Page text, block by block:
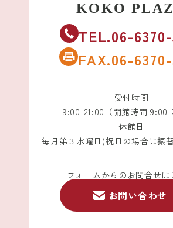
TEL.06-6370-
FAX.06-
受付時間
9:00-21:00（開館時間 9:00-
休館日
毎月第３水曜日(祝日の場合は振
フォームからのお問合せは
お問い合わせ